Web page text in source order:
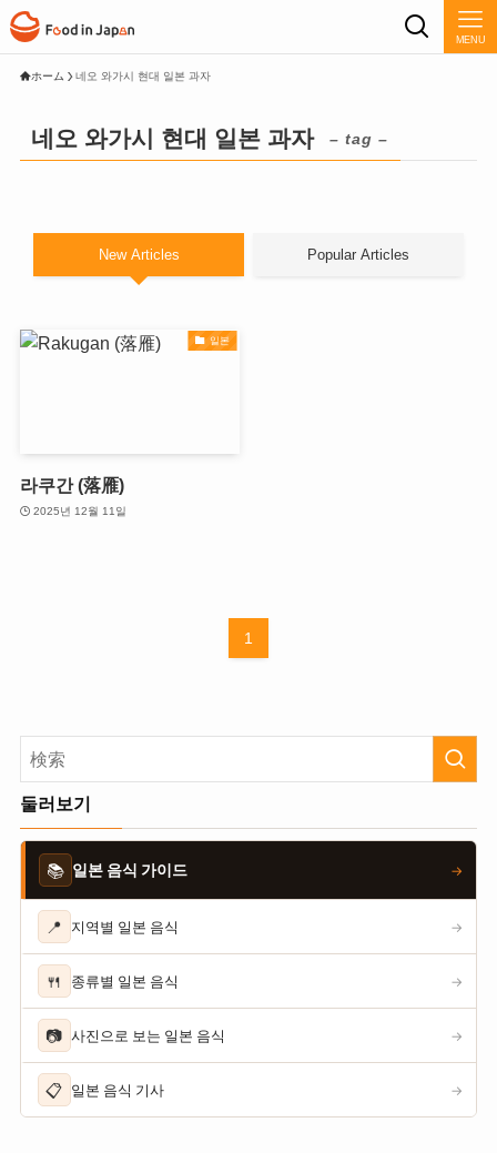
MENU
ホーム 네오 와가시 현대 일본 과자
네오 와가시 현대 일본 과자 – tag –
New Articles Popular Articles
일본
라쿠간 (落雁)
2025년 12월 11일
1
둘러보기
📚 일본 음식 가이드 →
📍 지역별 일본 음식 →
🍴 종류별 일본 음식 →
📷 사진으로 보는 일본 음식 →
📋 일본 음식 기사 →